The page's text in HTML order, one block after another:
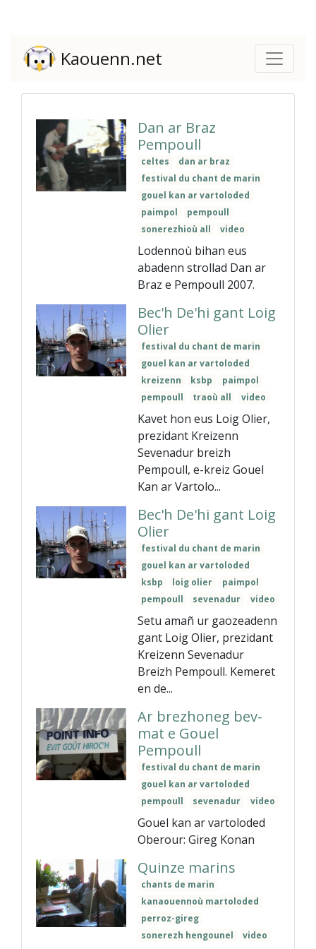
Kaouenn.net
Dan ar Braz
Pempoull
celtes
dan ar braz
festival du chant de marin
gouel kan ar vartoloded
paimpol
pempoull
sonerezhioù all
video
Lodennoù bihan eus
abadenn strollad Dan ar
Braz e Pempoull 2007.
Bec'h De'hi gant Loig
Olier
festival du chant de marin
gouel kan ar vartoloded
kreizenn
ksbp
paimpol
pempoull
traoù all video
Kavet hon eus Loig Olier,
prezidant Kreizenn
Sevenadur breizh
Pempoull, e-kreiz Gouel
Kan ar Vartolo...
Bec'h De'hi gant Loig
Olier
festival du chant de marin
gouel kan ar vartoloded
ksbp
loig olier
paimpol
pempoull
sevenadur video
Setu amañ ur gaozeadenn
gant Loig Olier, prezidant
Kreizenn Sevenadur
Breizh Pempoull. Kemeret
en de...
Ar brezhoneg bev-
mat e Gouel
Pempoull
festival du chant de marin
gouel kan ar vartoloded
pempoull
sevenadur video
Gouel kan ar vartoloded
Oberour: Gireg Konan
Quinze marins
chants de marin
kanaouennoù martoloded
perroz-gireg
sonerezh hengounel
video